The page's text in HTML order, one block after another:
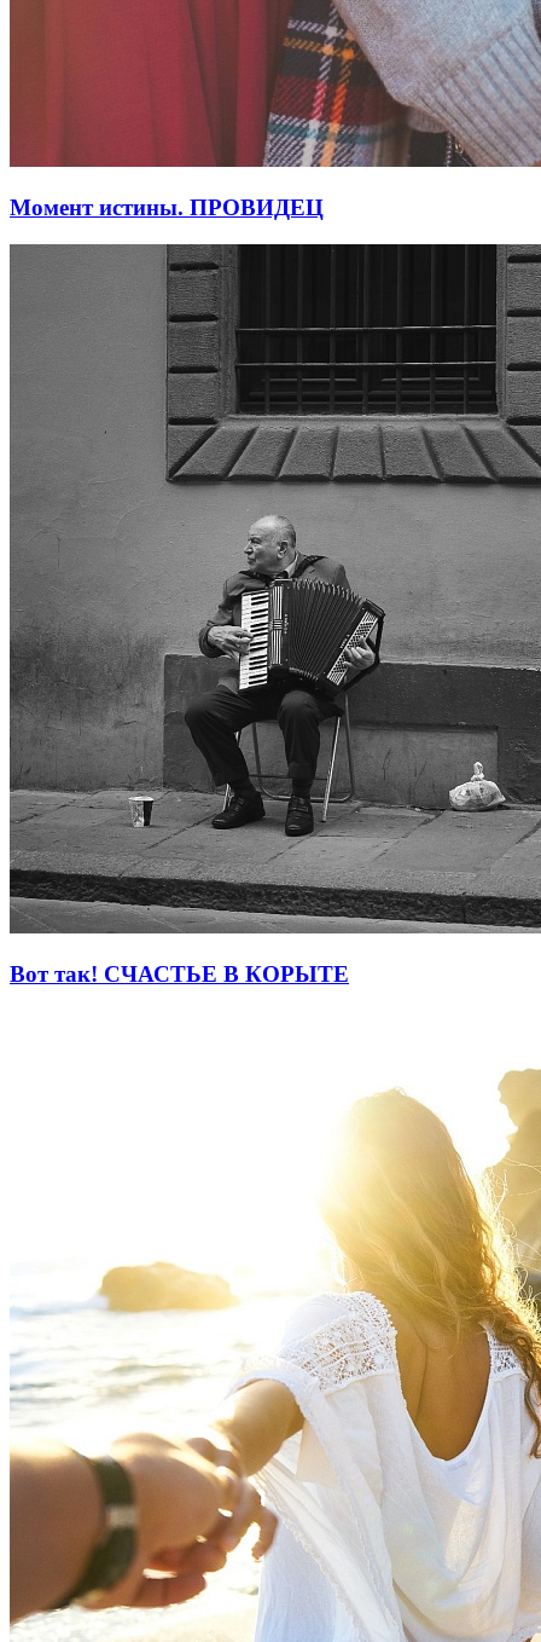
Момент истины. ПРОВИДЕЦ
Вот так! СЧАСТЬЕ В КОРЫТЕ